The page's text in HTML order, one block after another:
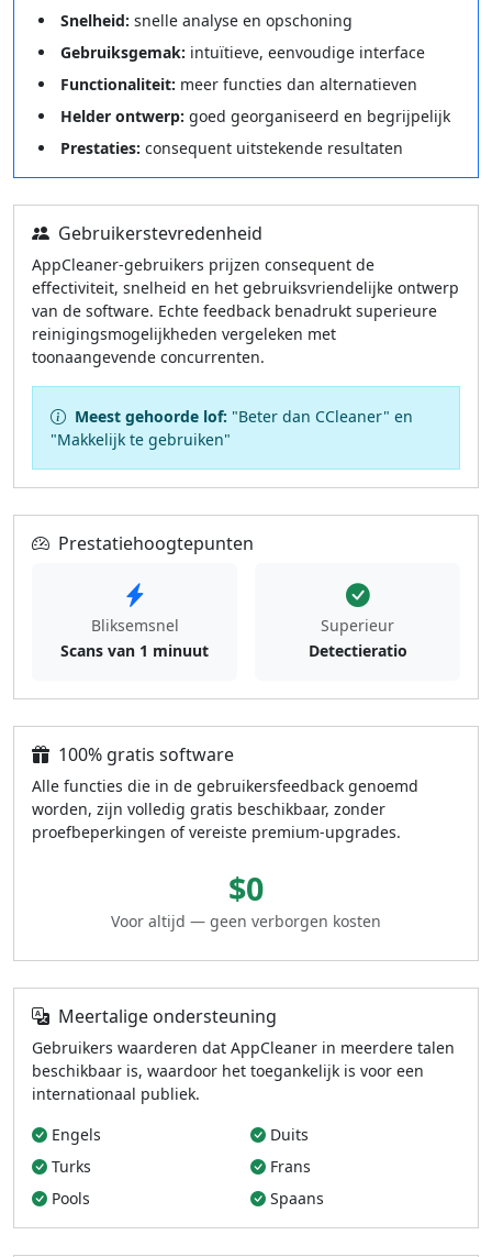
Snelheid: snelle analyse en opschoning
Gebruiksgemak: intuïtieve, eenvoudige interface
Functionaliteit: meer functies dan alternatieven
Helder ontwerp: goed georganiseerd en begrijpelijk
Prestaties: consequent uitstekende resultaten
Gebruikerstevredenheid
AppCleaner-gebruikers prijzen consequent de
effectiviteit, snelheid en het gebruiksvriendelijke ontwerp
van de software. Echte feedback benadrukt superieure
reinigingsmogelijkheden vergeleken met
toonaangevende concurrenten.
Meest gehoorde lof: "Beter dan CCleaner" en
"Makkelijk te gebruiken"
Prestatiehoogtepunten
Bliksemsnel
Scans van 1 minuut
Superieur
Detectieratio
100% gratis software
Alle functies die in de gebruikersfeedback genoemd
worden, zijn volledig gratis beschikbaar, zonder
proefbeperkingen of vereiste premium-upgrades.
$0
Voor altijd — geen verborgen kosten
Meertalige ondersteuning
Gebruikers waarderen dat AppCleaner in meerdere talen
beschikbaar is, waardoor het toegankelijk is voor een
internationaal publiek.
Engels
Duits
Turks
Frans
Pools
Spaans